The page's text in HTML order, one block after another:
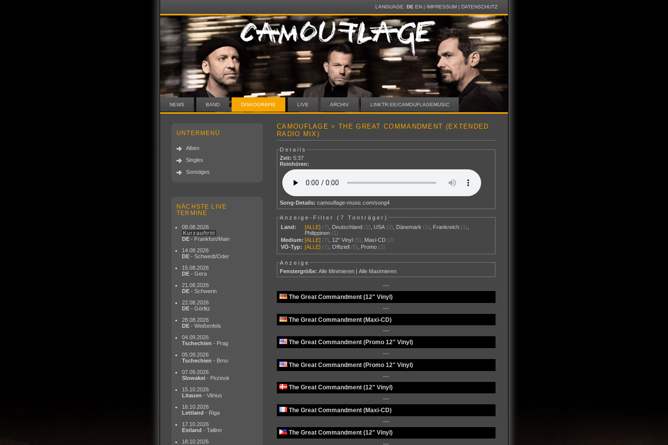
LANGUAGE: DE EN| IMPRESSUM| DATENSCHUTZ
NEWS BAND DISKOGRAFIE LIVE ARCHIV LINKTR.EE/CAMOUFLAGEMUSIC
UNTERMENÜ
Alben
Singles
Sonstiges
NÄCHSTE LIVE
TERMINE
08.08.2026
Kurzauftritt
DE - Frankfurt/Main
14.08.2026
DE - Schwedt/Oder
15.08.2026
DE - Gera
21.08.2026
DE - Schwerin
22.08.2026
DE - Görlitz
28.08.2026
DE - Weißenfels
04.09.2026
Tschechien - Prag
05.09.2026
Tschechien - Brno
07.09.2026
Slowakei - Pezinok
15.10.2026
Litauen - Vilnius
16.10.2026
Lettland - Riga
17.10.2026
Estland - Tallinn
18.10.2026
CAMOUFLAGE > THE GREAT COMMANDMENT (EXTENDED
RADIO MIX)
Details
Zeit: 5:37
Reinhören:
Song-Details: camouflage-music.com/song4
Anzeige-Filter (7 Tonträger)
Land:
[ALLE] (7) Deutschland (2) USA (2) Dänemark (1) Frankreich (1)
Philippinen (1)
Medium: [ALLE] (7) 12" Vinyl (5) Maxi-CD (2)
VÖ-Typ: [ALLE] (7) ,Offiziell (5) Promo (2)
Anzeige
Fenstergröße: Alle Minimieren |Alle Maximieren
···
The Great Commandment (12" Vinyl)
···
The Great Commandment (Maxi-CD)
···
The Great Commandment (Promo 12" Vinyl)
···
The Great Commandment (Promo 12" Vinyl)
···
The Great Commandment (12" Vinyl)
···
The Great Commandment (Maxi-CD)
···
The Great Commandment (12" Vinyl)